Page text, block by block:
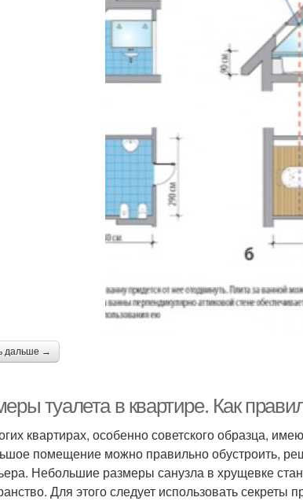
дальше →
туалета в квартире. Как
квартирах, особенно советского образца,
помещение можно правильно обустроить,
Небольшие размеры санузла в хрущевке
Для этого следует использовать секреты